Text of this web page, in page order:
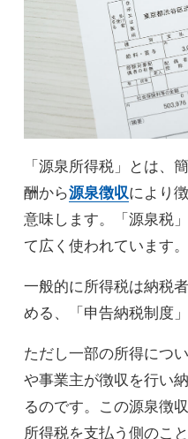
「源泉所得税」とは、
酬から源泉徴収により
意味します。「源泉税
て広く使われています。
一般的に所得税は納税
める、「申告納税制度
ただし一部の所得につ
や事業主が徴収を行い
るのです。この源泉徴
所得税を支払う側のこ